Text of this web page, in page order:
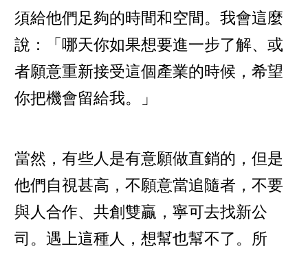
須給他們足夠的時間和空間。我會這麼
說：「哪天你如果想要進一步了解、或
者願意重新接受這個產業的時候，希望
你把機會留給我。」
當然，有些人是有意願做直銷的，但是
他們自視甚高，不願意當追隨者，不要
與人合作、共創雙贏，寧可去找新公
司。遇上這種人，想幫也幫不了。所